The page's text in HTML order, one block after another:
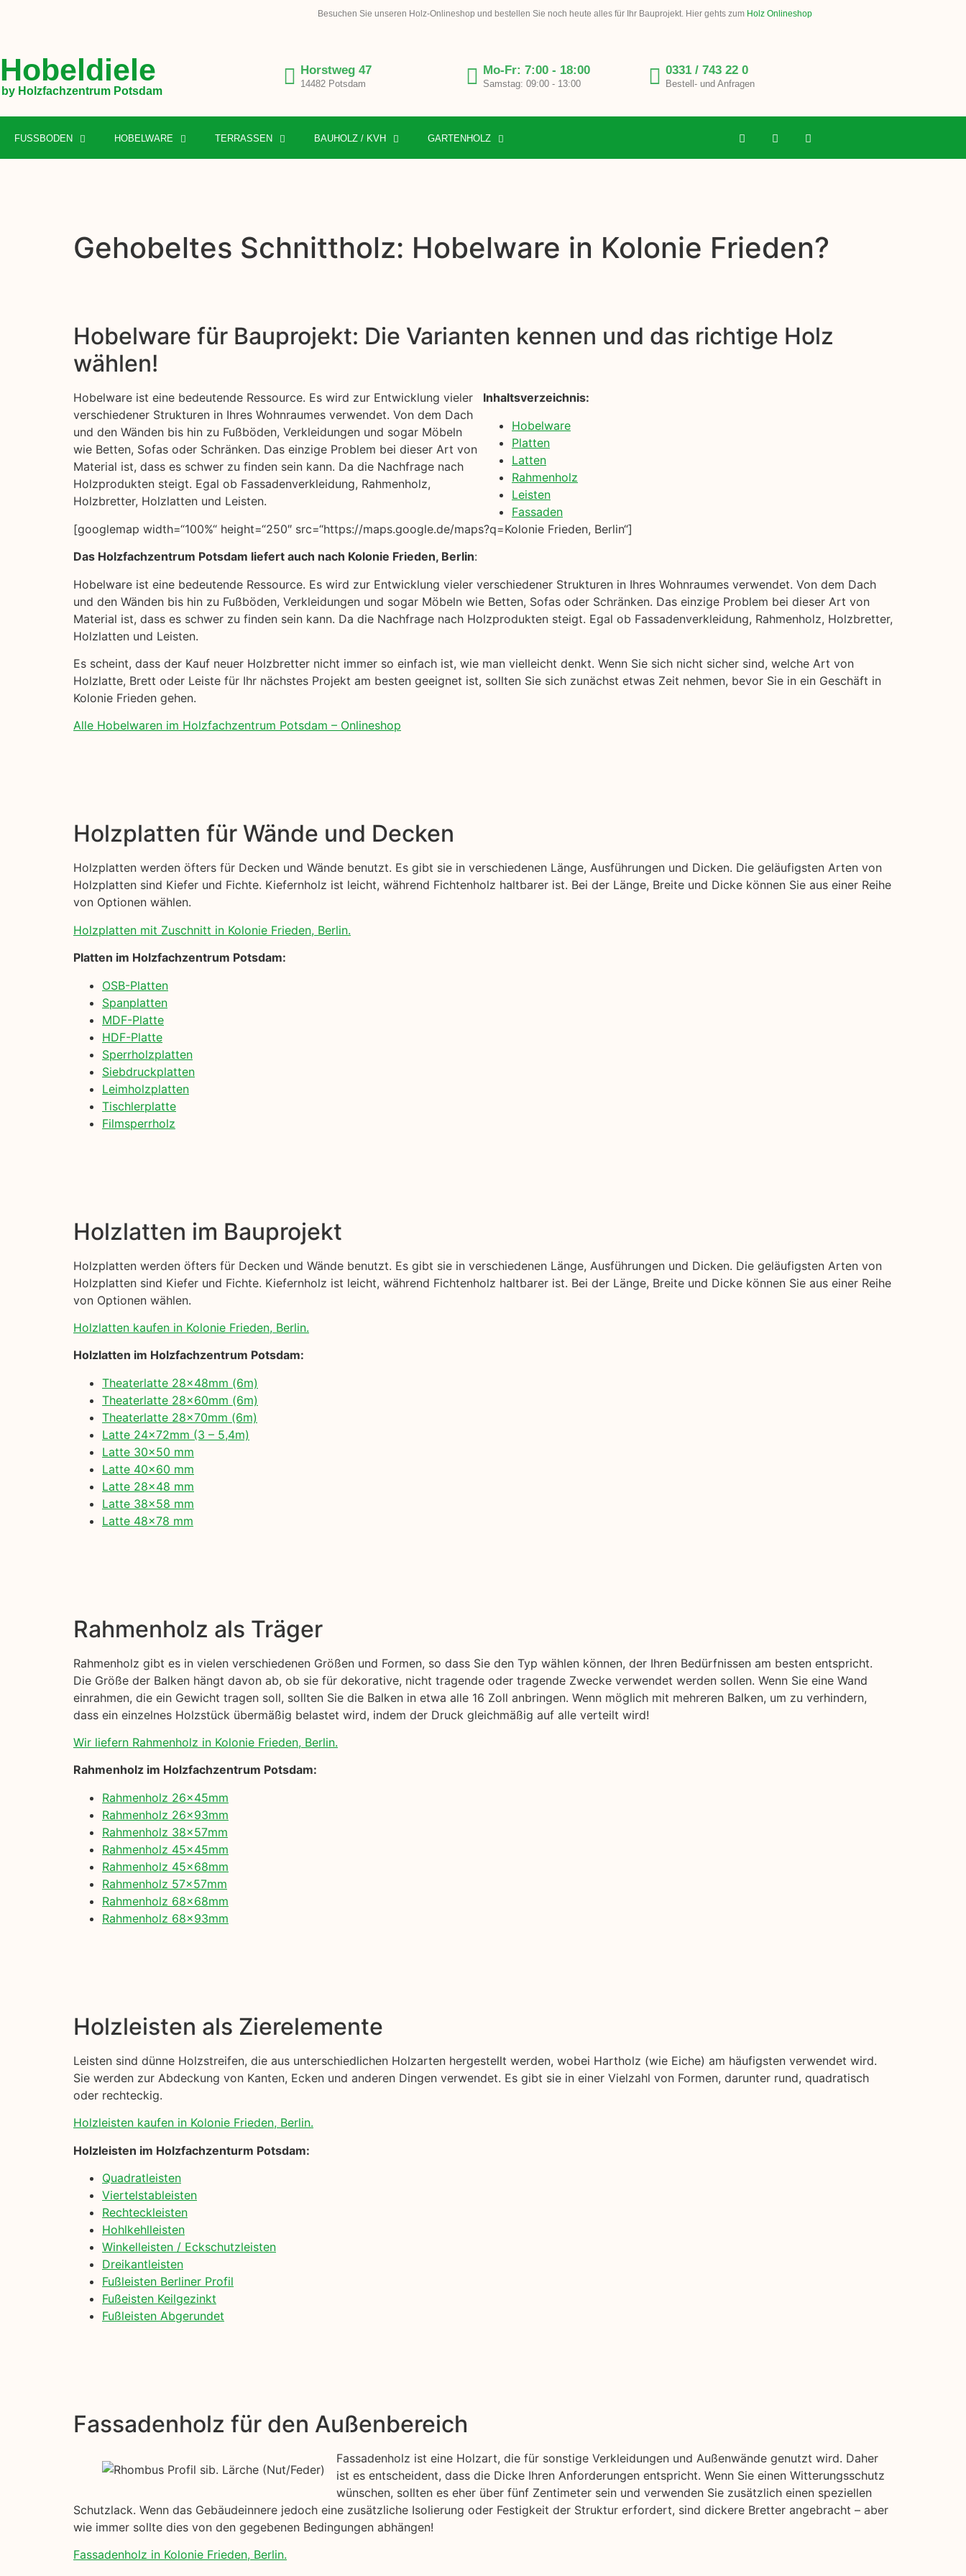
Besuchen Sie unseren Holz-Onlineshop und bestellen Sie noch heute alles für Ihr Bauprojekt. Hier gehts zum Holz Onlineshop
Hobeldiele
by Holzfachzentrum Potsdam
Horstweg 47
14482 Potsdam
Mo-Fr: 7:00 - 18:00
Samstag: 09:00 - 13:00
0331 / 743 22 0
Bestell- und Anfragen
FUSSBODEN HOBELWARE TERRASSEN BAUHOLZ / KVH GARTENHOLZ
Gehobeltes Schnittholz: Hobelware in Kolonie Frieden?
Hobelware für Bauprojekt: Die Varianten kennen und das richtige Holz
wählen!
Hobelware ist eine bedeutende Ressource. Es wird zur Entwicklung vieler
verschiedener Strukturen in Ihres Wohnraumes verwendet. Von dem Dach
und den Wänden bis hin zu Fußböden, Verkleidungen und sogar Möbeln
wie Betten, Sofas oder Schränken. Das einzige Problem bei dieser Art von
Material ist, dass es schwer zu finden sein kann. Da die Nachfrage nach
Holzprodukten steigt. Egal ob Fassadenverkleidung, Rahmenholz,
Holzbretter, Holzlatten und Leisten.
Inhaltsverzeichnis:
Hobelware
Platten
Latten
Rahmenholz
Leisten
Fassaden
[googlemap width=“100%“ height=“250″ src=“https://maps.google.de/maps?q=Kolonie Frieden, Berlin“]
Das Holzfachzentrum Potsdam liefert auch nach Kolonie Frieden, Berlin:
Hobelware ist eine bedeutende Ressource. Es wird zur Entwicklung vieler verschiedener Strukturen in Ihres Wohnraumes verwendet. Von dem Dach
und den Wänden bis hin zu Fußböden, Verkleidungen und sogar Möbeln wie Betten, Sofas oder Schränken. Das einzige Problem bei dieser Art von
Material ist, dass es schwer zu finden sein kann. Da die Nachfrage nach Holzprodukten steigt. Egal ob Fassadenverkleidung, Rahmenholz, Holzbretter,
Holzlatten und Leisten.
Es scheint, dass der Kauf neuer Holzbretter nicht immer so einfach ist, wie man vielleicht denkt. Wenn Sie sich nicht sicher sind, welche Art von
Holzlatte, Brett oder Leiste für Ihr nächstes Projekt am besten geeignet ist, sollten Sie sich zunächst etwas Zeit nehmen, bevor Sie in ein Geschäft in
Kolonie Frieden gehen.
Alle Hobelwaren im Holzfachzentrum Potsdam – Onlineshop
Holzplatten für Wände und Decken
Holzplatten werden öfters für Decken und Wände benutzt. Es gibt sie in verschiedenen Länge, Ausführungen und Dicken. Die geläufigsten Arten von
Holzplatten sind Kiefer und Fichte. Kiefernholz ist leicht, während Fichtenholz haltbarer ist. Bei der Länge, Breite und Dicke können Sie aus einer Reihe
von Optionen wählen.
Holzplatten mit Zuschnitt in Kolonie Frieden, Berlin.
Platten im Holzfachzentrum Potsdam:
OSB-Platten
Spanplatten
MDF-Platte
HDF-Platte
Sperrholzplatten
Siebdruckplatten
Leimholzplatten
Tischlerplatte
Filmsperrholz
Holzlatten im Bauprojekt
Holzplatten werden öfters für Decken und Wände benutzt. Es gibt sie in verschiedenen Länge, Ausführungen und Dicken. Die geläufigsten Arten von
Holzplatten sind Kiefer und Fichte. Kiefernholz ist leicht, während Fichtenholz haltbarer ist. Bei der Länge, Breite und Dicke können Sie aus einer Reihe
von Optionen wählen.
Holzlatten kaufen in Kolonie Frieden, Berlin.
Holzlatten im Holzfachzentrum Potsdam:
Theaterlatte 28x48mm (6m)
Theaterlatte 28x60mm (6m)
Theaterlatte 28x70mm (6m)
Latte 24x72mm (3 – 5,4m)
Latte 30×50 mm
Latte 40×60 mm
Latte 28×48 mm
Latte 38×58 mm
Latte 48×78 mm
Rahmenholz als Träger
Rahmenholz gibt es in vielen verschiedenen Größen und Formen, so dass Sie den Typ wählen können, der Ihren Bedürfnissen am besten entspricht.
Die Größe der Balken hängt davon ab, ob sie für dekorative, nicht tragende oder tragende Zwecke verwendet werden sollen. Wenn Sie eine Wand
einrahmen, die ein Gewicht tragen soll, sollten Sie die Balken in etwa alle 16 Zoll anbringen. Wenn möglich mit mehreren Balken, um zu verhindern,
dass ein einzelnes Holzstück übermäßig belastet wird, indem der Druck gleichmäßig auf alle verteilt wird!
Wir liefern Rahmenholz in Kolonie Frieden, Berlin.
Rahmenholz im Holzfachzentrum Potsdam:
Rahmenholz 26x45mm
Rahmenholz 26x93mm
Rahmenholz 38x57mm
Rahmenholz 45x45mm
Rahmenholz 45x68mm
Rahmenholz 57x57mm
Rahmenholz 68x68mm
Rahmenholz 68x93mm
Holzleisten als Zierelemente
Leisten sind dünne Holzstreifen, die aus unterschiedlichen Holzarten hergestellt werden, wobei Hartholz (wie Eiche) am häufigsten verwendet wird.
Sie werden zur Abdeckung von Kanten, Ecken und anderen Dingen verwendet. Es gibt sie in einer Vielzahl von Formen, darunter rund, quadratisch
oder rechteckig.
Holzleisten kaufen in Kolonie Frieden, Berlin.
Holzleisten im Holzfachzenturm Potsdam:
Quadratleisten
Viertelstableisten
Rechteckleisten
Hohlkehlleisten
Winkelleisten / Eckschutzleisten
Dreikantleisten
Fußleisten Berliner Profil
Fußeisten Keilgezinkt
Fußleisten Abgerundet
Fassadenholz für den Außenbereich
Fassadenholz ist eine Holzart, die für sonstige Verkleidungen und Außenwände genutzt wird. Daher
ist es entscheident, dass die Dicke Ihren Anforderungen entspricht. Wenn Sie einen Witterungsschutz
wünschen, sollten es eher über fünf Zentimeter sein und verwenden Sie zusätzlich einen speziellen
Schutzlack. Wenn das Gebäudeinnere jedoch eine zusätzliche Isolierung oder Festigkeit der Struktur erfordert, sind dickere Bretter angebracht – aber
wie immer sollte dies von den gegebenen Bedingungen abhängen!
Fassadenholz in Kolonie Frieden, Berlin.